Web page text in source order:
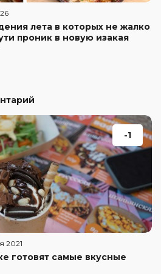
-1
2021
готовят самые вкусные
лета в которых не жалко
проник в новую изакая